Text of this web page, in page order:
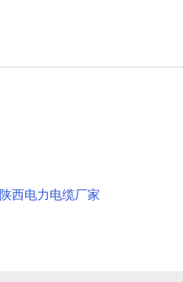
陕西电力电缆厂家